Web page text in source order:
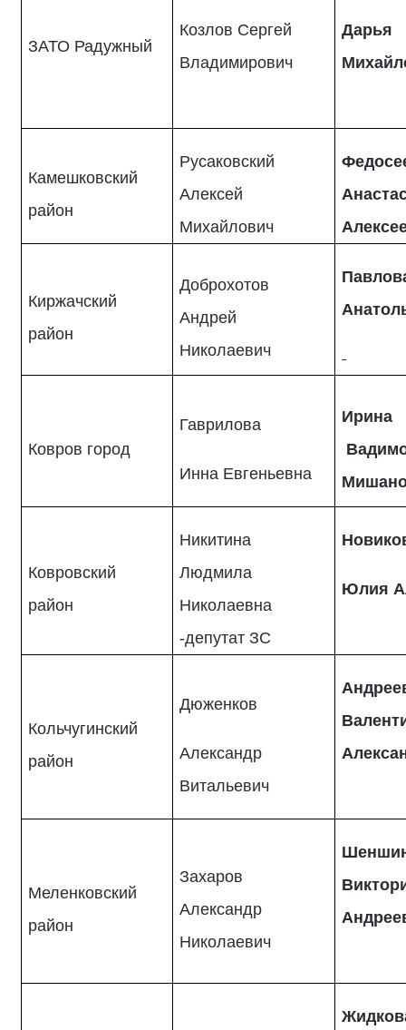
ЗАТО Радужный
Козлов Сергей
Владимирович
Дарья
Камешковский
район
Русаковский
Алексей
Михайлович
Киржачский
район
Доброхотов
Андрей
Николаевич
Ковров город
Гаврилова
Инна Евгеньевна
Ирина
Ковровский
район
Никитина
Людмила
Николаевна
-депутат ЗС
Юлия
Кольчугинский
район
Дюженков
Александр
Витальевич
Меленковский
район
Захаров
Александр
Николаевич